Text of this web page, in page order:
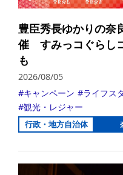
豊臣秀長ゆかりの奈
催 すみっコぐらし
も
2026/08/05
キャンペーン
ライフス
観光・レジャー
行政・地方自治体